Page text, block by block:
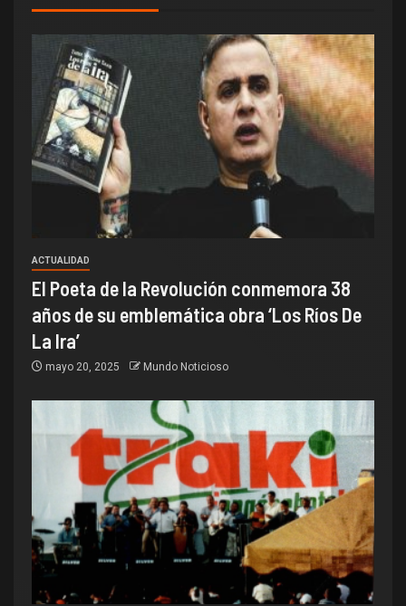
ACTUALIDAD
El Poeta de la Revolución conmemora 38
años de su emblemática obra ‘Los Ríos De
La Ira’
mayo 20, 2025 Mundo Noticioso